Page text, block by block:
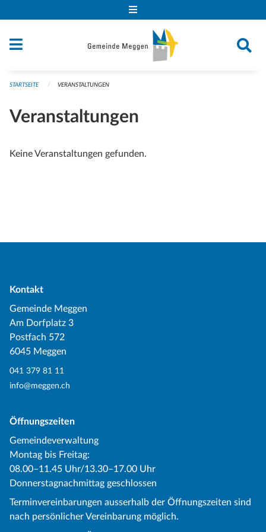
STARTSEITE VERANSTALTUNGEN
Veranstaltungen
Keine Veranstaltungen gefunden.
Kontakt
Gemeinde Meggen
Am Dorfplatz 3
Postfach 572
6045 Meggen
041 379 81 11
info@meggen.ch
Öffnungszeiten
Gemeindeverwaltung
Montag bis Freitag:
08.00–11.45 Uhr/13.30–17.00 Uhr
Donnerstagnachmittag geschlossen
Terminvereinbarungen ausserhalb der Öffnungszeiten sind
nach persönlicher Vereinbarung möglich.